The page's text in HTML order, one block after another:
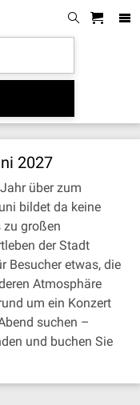
2027
über zum
bildet da keine
zu großen
der Stadt
Besucher etwas, die
Atmosphäre
um ein Konzert
suchen –
und buchen Sie